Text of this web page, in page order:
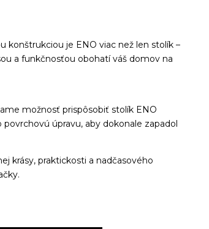
konštrukciou je ENO viac než len stolík –
a funkčnosťou obohatí váš domov na
možnosť prispôsobiť stolík ENO
úpravu, aby dokonale zapadol
krásy, praktickosti a nadčasového